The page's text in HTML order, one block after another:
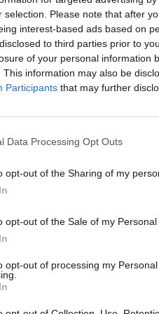
selection. Please note that after
interest-based ads based on
to third parties prior to
of your personal information
This information may also be
Participants that may further
Data Processing Opt Outs
opt-out of the Sharing of my
opt-out of the Sale of my Personal
opt-out of processing my
avec amour… On travaille
à la cuisson…
tendre
? Ses petites fesses ? On
qu’on s’en occupe, et
l’aimer le métier, le
faire une bonne fellation.
chaînes qui sortent du
Alors qu’avec votre cœur,
à l’autre… Divin à chaque
dit pas qu’il faut vous faire
ne coûte pas grand-
lui comme ça, sur un coup
fait. Ce serait bizarre.